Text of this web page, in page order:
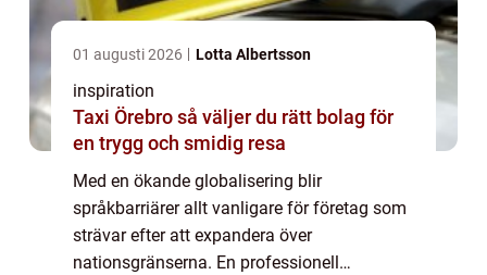
01 augusti 2026 Lotta Albertsson
inspiration
Taxi Örebro så väljer du rätt bolag för
en trygg och smidig resa
Med en ökande globalisering blir
språkbarriärer allt vanligare för företag som
strävar efter att expandera över
nationsgränserna. En professionell